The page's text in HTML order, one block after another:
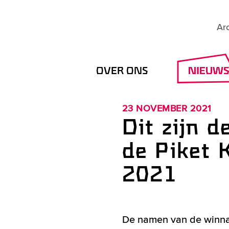
OVER ONS NIEUWS
23 NOVEMBER 2021
Dit zijn
de Piket
2021
De namen van de